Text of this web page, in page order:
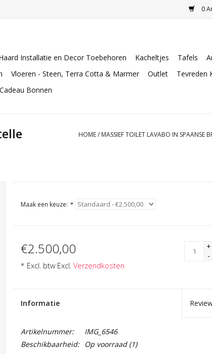
0
Installatie en Decor Toebehoren Kacheltjes Tafels
Vloeren - Steen, Terra Cotta & Marmer Outlet Tevreden
Cadeau Bonnen
HOME/ MASSIEF TOILET LAVABO IN SPAANSE
Maak een keuze: *
€2.500,00
* Excl. btw Excl. Verzendkosten
+
-
Informatie
Artikelnummer:
IMG_6546
Beschikbaarheid:
Op voorraad(1)